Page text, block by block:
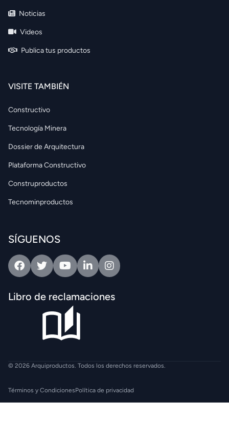
Noticias
Videos
Publica tus productos
VISITE TAMBIÉN
Constructivo
Tecnología Minera
Dossier de Arquitectura
Plataforma Constructivo
Construproductos
Tecnominproductos
SÍGUENOS
FacebookTwitterYoutubeLinkedinIntagram
Libro de reclamaciones
© 2026 Arquiproductos. Todos los derechos reservados.
Términos y CondicionesPolítica de privacidad